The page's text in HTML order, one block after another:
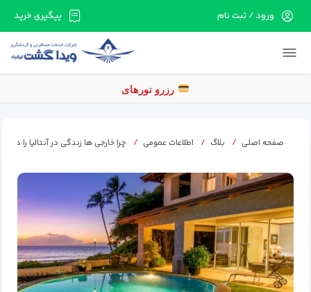
در حال حاضر ارتباط با سرور قطع می باشد لطفا
ر
پیگیری خرید ورود / ثبت نام
صفحه اصلی بلاگ اطلاعات عمومی چرا خارجی ها زندگی در آنتالیا را